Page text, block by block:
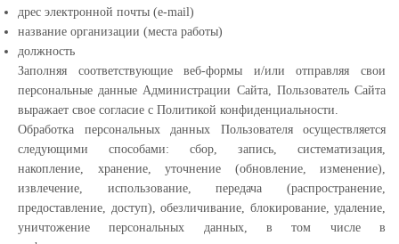
дрес электронной почты (e-mail)
название организации (места работы)
должность
Заполняя соответствующие веб-формы и/или отправляя свои
персональные данные Администрации Сайта, Пользователь Сайта
выражает свое согласие с Политикой конфиденциальности.
Обработка персональных данных Пользователя осуществляется
следующими способами: сбор, запись, систематизация,
накопление, хранение, уточнение (обновление, изменение),
извлечение, использование, передача (распространение,
предоставление, доступ), обезличивание, блокирование, удаление,
уничтожение персональных данных, в том числе в